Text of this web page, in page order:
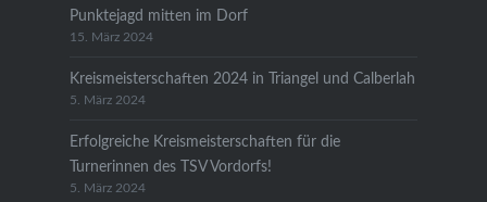
Punktejagd mitten im Dorf
15. März 2024
Kreismeisterschaften 2024 in Triangel und Calberlah
5. März 2024
Erfolgreiche Kreismeisterschaften für die
Turnerinnen des TSV Vordorfs!
5. März 2024